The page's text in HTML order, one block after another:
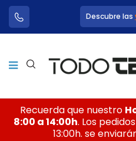
Descubre las
Recuerda que nuestro
8:00 a 14:00h. Los
13:00h. se